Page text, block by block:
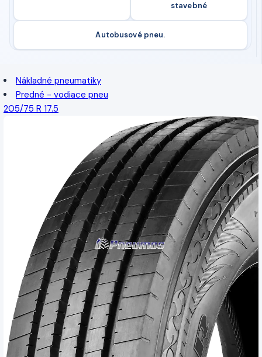
stavebné
Autobusové pneu.
Nákladné pneumatiky
Predné - vodiace pneu
205/75 R 17.5